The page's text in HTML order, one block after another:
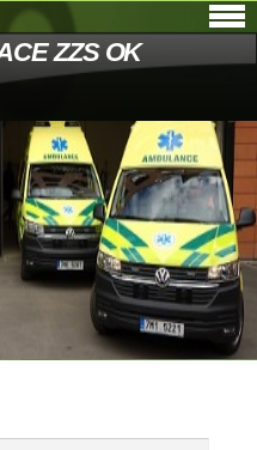
ZZS OK